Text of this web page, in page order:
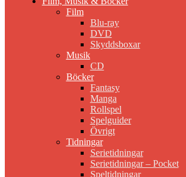
Film
Blu-ray
DVD
Skyddsboxar
Musik
CD
Böcker
Fantasy
Manga
Rollspel
Spelguider
Övrigt
Tidningar
Serietidningar
Serietidningar – Pocket
Speltidningar